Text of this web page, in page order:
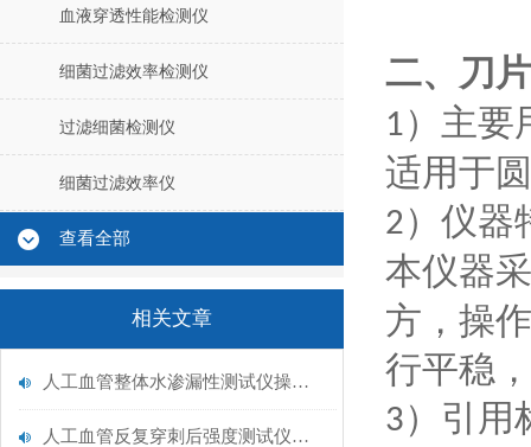
血液穿透性能检测仪
细菌过滤效率检测仪
过滤细菌检测仪
细菌过滤效率仪
查看全部
相关文章
人工血管整体水渗漏性测试仪操作中最容易出错的步骤
人工血管反复穿刺后强度测试仪是什么？透析患者的“生命管“质量靠它把关！
二、 刀
1）主要
适用于
2）仪器
本仪器
方，操
行平稳
3）引用